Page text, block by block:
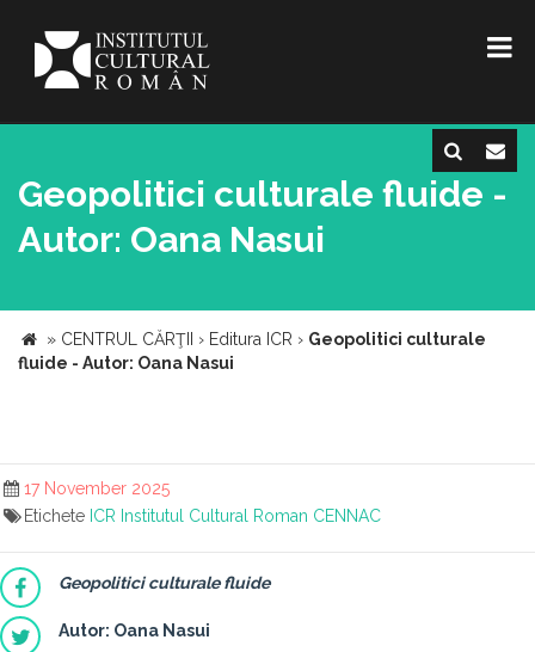
Geopolitici culturale fluide -
Autor: Oana Nasui
» CENTRUL CĂRŢII › Editura ICR › Geopolitici culturale
fluide - Autor: Oana Nasui
17 November 2025
Etichete ICR Institutul Cultural Roman CENNAC
Geopolitici culturale fluide
Autor: Oana Nasui